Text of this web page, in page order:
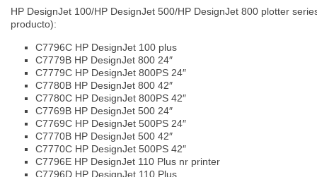
HP DesignJet 100/HP DesignJet 500/HP DesignJet 800 plotter
producto):
C7796C HP DesignJet 100 plus
C7779B HP DesignJet 800 24″
C7779C HP DesignJet 800PS 24″
C7780B HP DesignJet 800 42″
C7780C HP DesignJet 800PS 42″
C7769B HP DesignJet 500 24″
C7769C HP DesignJet 500PS 24″
C7770B HP DesignJet 500 42″
C7770C HP DesignJet 500PS 42″
C7796E HP DesignJet 110 Plus nr printer
C7796D HP DesignJet 110 Plus